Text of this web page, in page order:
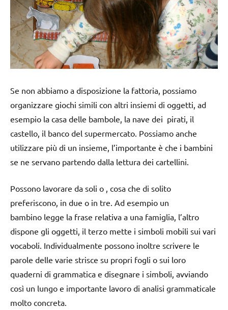
Se non abbiamo a disposizione la fattoria, possiamo
organizzare giochi simili con altri insiemi di oggetti, ad
esempio la casa delle bambole, la nave dei pirati, il
castello, il banco del supermercato. Possiamo anche
utilizzare più di un insieme, l’importante è che i bambini
se ne servano partendo dalla lettura dei cartellini.
Possono lavorare da soli o , cosa che di solito
preferiscono, in due o in tre. Ad esempio un
bambino legge la frase relativa a una famiglia, l’altro
dispone gli oggetti, il terzo mette i simboli mobili sui vari
vocaboli. Individualmente possono inoltre scrivere le
parole delle varie strisce su propri fogli o sui loro
quaderni di grammatica e disegnare i simboli, avviando
così un lungo e importante lavoro di analisi grammaticale
molto concreta.